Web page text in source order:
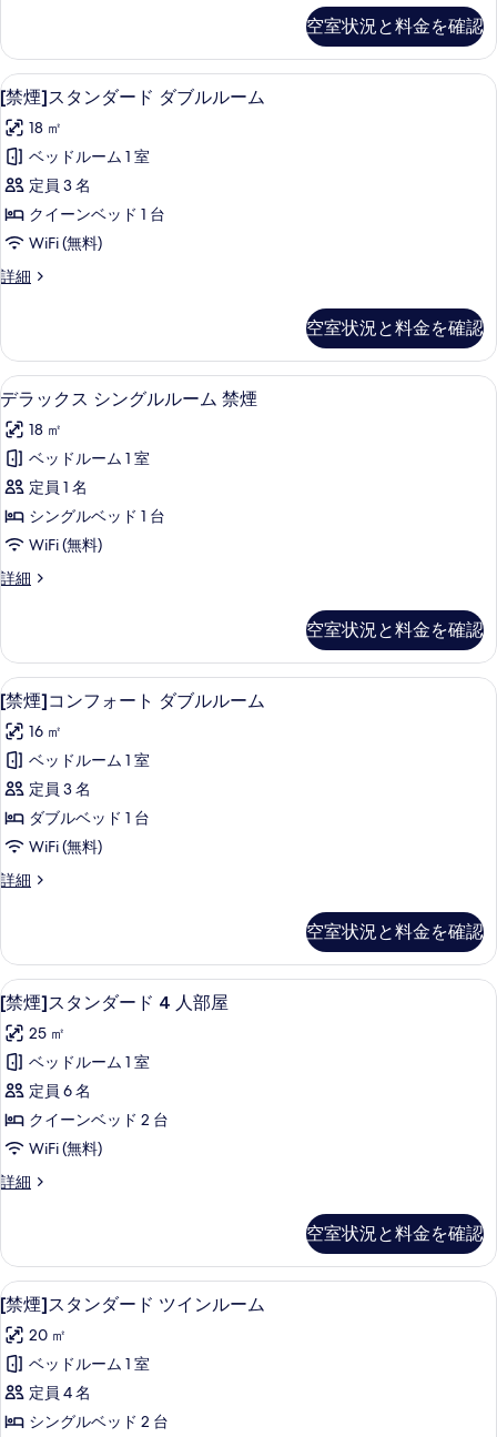
べ
て
の
写
真
を
表
す
細
ン
ル
ー
ム/25
平
米
の
す
べ
写
真
を
表
示
す
る
ス
ツ
イ
ン
ル
ー
ム/25
平
米
の
詳
細
空室状況と料金を確認
[禁
煙]
ス
タ
ン
ダ
ド
ブ
ル
ル
ー
ム
の
す
べ
て
真
を
表
示
す
る
[禁煙]スタンダード ダブルルーム |
11
[禁煙]スタンダード ダブルルーム
18 ㎡
ベッドルーム 1 室
定員 3 名
クイーンベッド 1 台
WiFi (無料)
詳細
[禁
ン
ダ
ー
ダ
ブ
ル
ル
ー
ム
の
詳
空室状況と料金を確認
デ
ラ
ッ
ク
ス
シ
グ
ル
ー
ム
禁
煙
の
す
べ
て
真
を
表
示
す
る
デラックス シングルルーム 禁煙 |
11
デラックス シングルルーム 禁煙
18 ㎡
ベッドルーム 1 室
定員 1 名
シングルベッド 1 台
WiFi (無料)
詳細
デ
ス
シ
ン
グ
ル
ル
ー
ム
禁
煙
の
詳
空室状況と料金を確認
[禁
煙]
コ
ン
フ
ォ
ト
ブ
ル
ル
ー
ム
の
す
べ
て
真
を
表
示
す
る
[禁煙]コンフォート ダブルルーム |
12
[禁煙]コンフォート ダブルルーム
16 ㎡
ベッドルーム 1 室
定員 3 名
ダブルベッド 1 台
WiFi (無料)
詳細
[禁
フ
ォ
ー
ト
ダ
ブ
ル
ル
ー
ム
の
詳
空室状況と料金を確認
[禁
煙]
ス
タ
ン
ダ
ド
人
部
屋
の
す
べ
て
[禁煙]スタンダード 4 人部屋 | 遮光
18
[禁煙]スタンダード 4 人部屋
25 ㎡
ベッドルーム 1 室
定員 6 名
クイーンベッド 2 台
WiFi (無料)
詳細
[禁
ン
ダ
ー
ド
4
人
部
屋
の
空室状況と料金を確認
[禁
煙]
ス
タ
ン
[禁煙]スタンダード ツインルーム |
11
[禁煙]スタンダード ツインルーム
20 ㎡
ベッドルーム 1 室
定員 4 名
シングルベッド 2 台